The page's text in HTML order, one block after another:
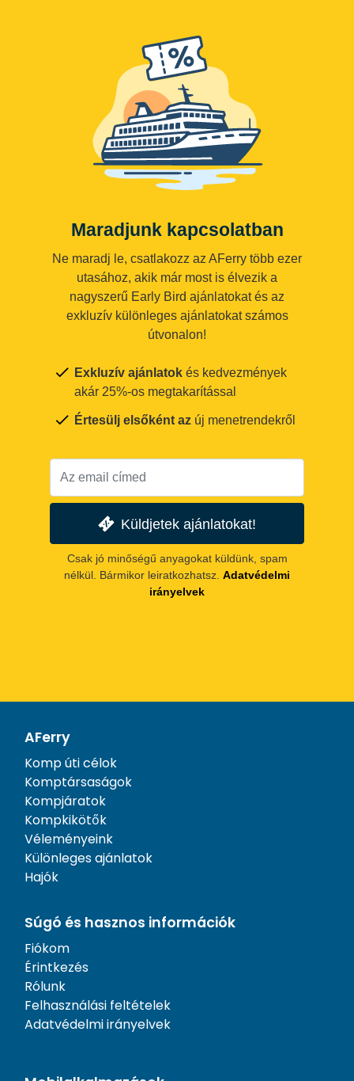
Maradjunk kapcsolatban
Ne maradj le, csatlakozz az AFerry több ezer
utasához, akik már most is élvezik a
nagyszerű Early Bird ajánlatokat és az
exkluzív különleges ajánlatokat számos
útvonalon!
Exkluzív ajánlatok és kedvezmények
akár 25%-os megtakarítással
Értesülj elsőként az új menetrendekről
Küldjetek ajánlatokat!
Csak jó minőségű anyagokat küldünk, spam
nélkül. Bármikor leiratkozhatsz. Adatvédelmi
irányelvek
AFerry
Komp úti célok
Komptársaságok
Kompjáratok
Kompkikötők
Véleményeink
Különleges ajánlatok
Hajók
Súgó és hasznos információk
Fiókom
Érintkezés
Rólunk
Felhasználási feltételek
Adatvédelmi irányelvek